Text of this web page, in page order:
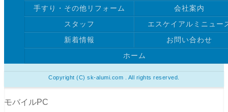
手すり・その他リフォーム
会社案内
スタッフ
エスケイアルミニュー
新着情報
お問い合わせ
ホーム
Copyright (C) sk-alumi.com . All rights reserved.
モバイルPC